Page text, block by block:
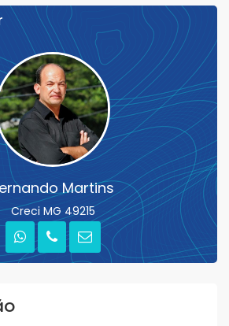
Martins
Creci MG 49215